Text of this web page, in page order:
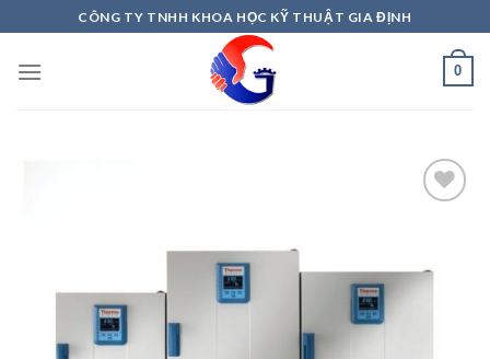
to
content
CÔNG TY TNHH KHOA HỌC KỸ THUẬT GIA ĐỊNH
0
Wishlist